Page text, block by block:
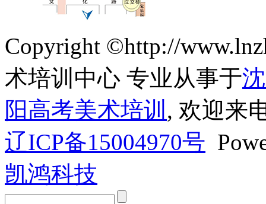
Copyright ©http://
术培训中心 专业从事于
阳高考美术培训 , 欢迎来
辽ICP备15004970号
凯鸿科技